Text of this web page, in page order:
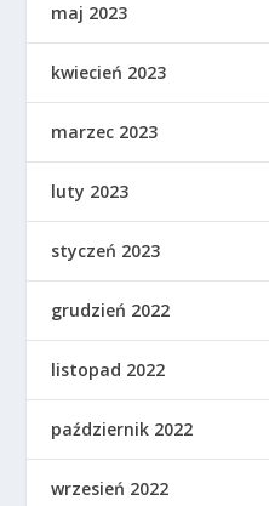
maj 2023
kwiecień 2023
marzec 2023
luty 2023
styczeń 2023
grudzień 2022
listopad 2022
październik 2022
wrzesień 2022